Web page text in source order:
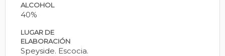
ALCOHOL
40%
LUGAR DE
ELABORACIÓN
Speyside. Escocia.